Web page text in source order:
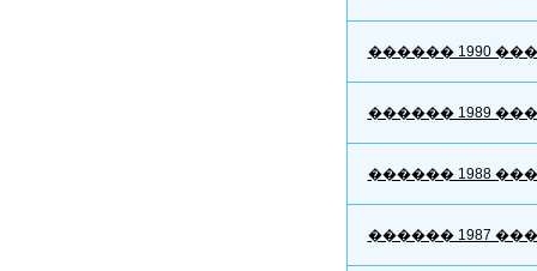
������ 1990
������ 1989
������ 1988
������ 1987